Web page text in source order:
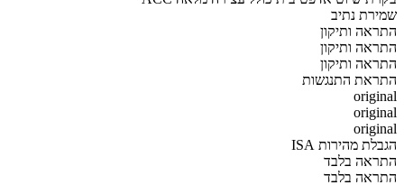
שמירת נתיב
התראה ותיקון
התראה ותיקון
התראה ותיקון
התראת התנגשות
original
original
original
הגבלת מהירות ISA
התראה בלבד
התראה בלבד